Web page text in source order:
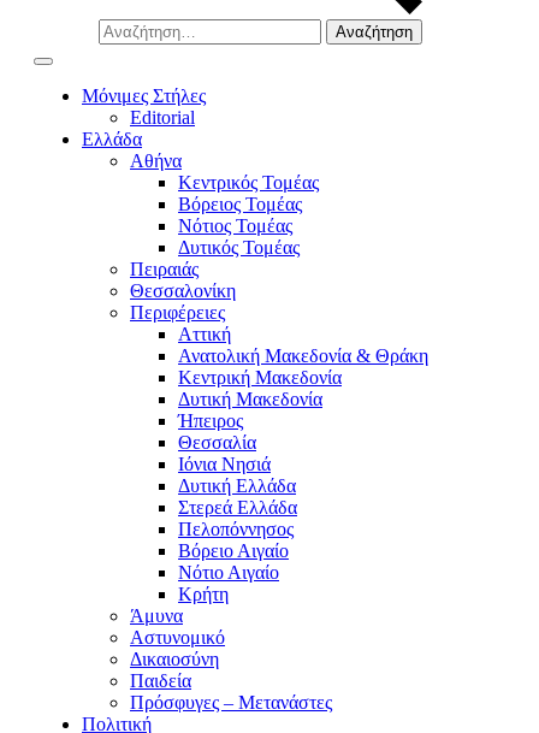
Αναζήτηση
για:
Μόνιμες Στήλες
Editorial
Ελλάδα
Αθήνα
Κεντρικός Τομέας
Βόρειος Τομέας
Νότιος Τομέας
Δυτικός Τομέας
Πειραιάς
Θεσσαλονίκη
Περιφέρειες
Αττική
Ανατολική Μακεδονία & Θράκη
Κεντρική Μακεδονία
Δυτική Μακεδονία
Ήπειρος
Θεσσαλία
Ιόνια Νησιά
Δυτική Ελλάδα
Στερεά Ελλάδα
Πελοπόννησος
Βόρειο Αιγαίο
Νότιο Αιγαίο
Κρήτη
Άμυνα
Αστυνομικό
Δικαιοσύνη
Παιδεία
Πρόσφυγες – Μετανάστες
Πολιτική